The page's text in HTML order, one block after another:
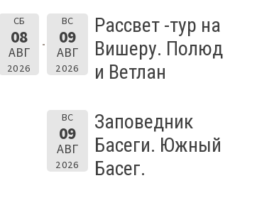
СБ
08
АВГ
2026
ВС
09
АВГ
2026
Рассвет -тур на
Вишеру. Полюд
и Ветлан
ВС
09
АВГ
2026
Заповедник
Басеги. Южный
Басег.